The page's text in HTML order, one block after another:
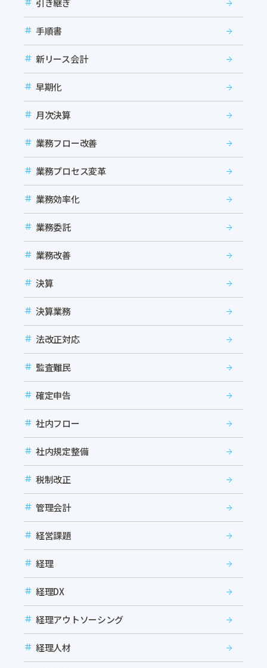
引き継ぎ
手順書
新リース会計
早期化
月次決算
業務フロー改善
業務プロセス変革
業務効率化
業務委託
業務改善
決算
決算業務
法改正対応
監査難民
確定申告
社内フロー
社内規定整備
税制改正
管理会計
経営課題
経理
経理DX
経理アウトソーシング
経理人材